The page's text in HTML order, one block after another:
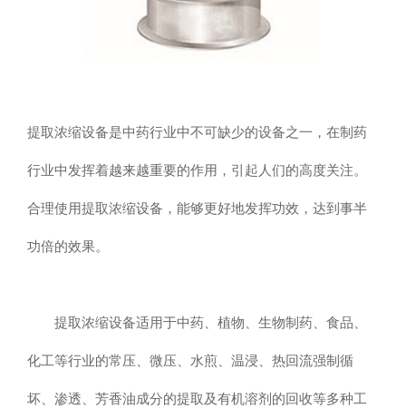
提取浓缩设备是中药行业中不可缺少的设备之一，在制药
行业中发挥着越来越重要的作用，引起人们的高度关注。
合理使用提取浓缩设备，能够更好地发挥功效，达到事半
功倍的效果。
提取浓缩设备适用于中药、植物、生物制药、食品、
化工等行业的常压、微压、水煎、温浸、热回流强制循
坏、渗透、芳香油成分的提取及有机溶剂的回收等多种工